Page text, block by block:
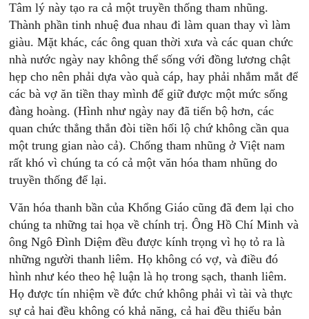
Tâm lý này tạo ra cả một truyền thống tham nhũng.
Thành phần tinh nhuệ đua nhau đi làm quan thay vì làm
giàu. Mặt khác, các ông quan thời xưa và các quan chức
nhà nước ngày nay không thể sống với đồng lương chật
hẹp cho nên phải dựa vào quà cáp, hay phải nhắm mắt để
các bà vợ ăn tiền thay mình để giữ được một mức sống
đàng hoàng. (Hình như ngày nay đã tiến bộ hơn, các
quan chức thẳng thắn đòi tiền hối lộ chứ không cần qua
một trung gian nào cả). Chống tham nhũng ở Việt nam
rất khó vì chúng ta có cả một văn hóa tham nhũng do
truyền thống để lại.
Văn hóa thanh bần của Khổng Giáo cũng đã đem lại cho
chúng ta những tai họa về chính trị. Ông Hồ Chí Minh và
ông Ngô Đình Diệm đều được kính trọng vì họ tỏ ra là
những người thanh liêm. Họ không có vợ, và điều đó
hình như kéo theo hệ luận là họ trong sạch, thanh liêm.
Họ được tín nhiệm về đức chứ không phải vì tài và thực
sự cả hai đều không có khả năng, cả hai đều thiếu bản